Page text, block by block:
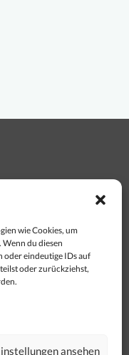
wie Cookies, um
du diesen
oder eindeutige IDs auf
oder zurückziehst,
ansehen